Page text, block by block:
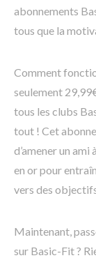
abonnements
tous que la
Comment
seulement
tous les clubs
tout ! Cet
d’amener un ami
en or pour
vers des
Maintenant,
sur Basic-Fit ?